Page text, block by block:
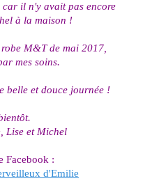
car il n'y avait pas encore
à la maison !
M&T de mai 2017,
mes soins.
belle et douce journée !
Lise et Michel
Facebook :
d'Emilie